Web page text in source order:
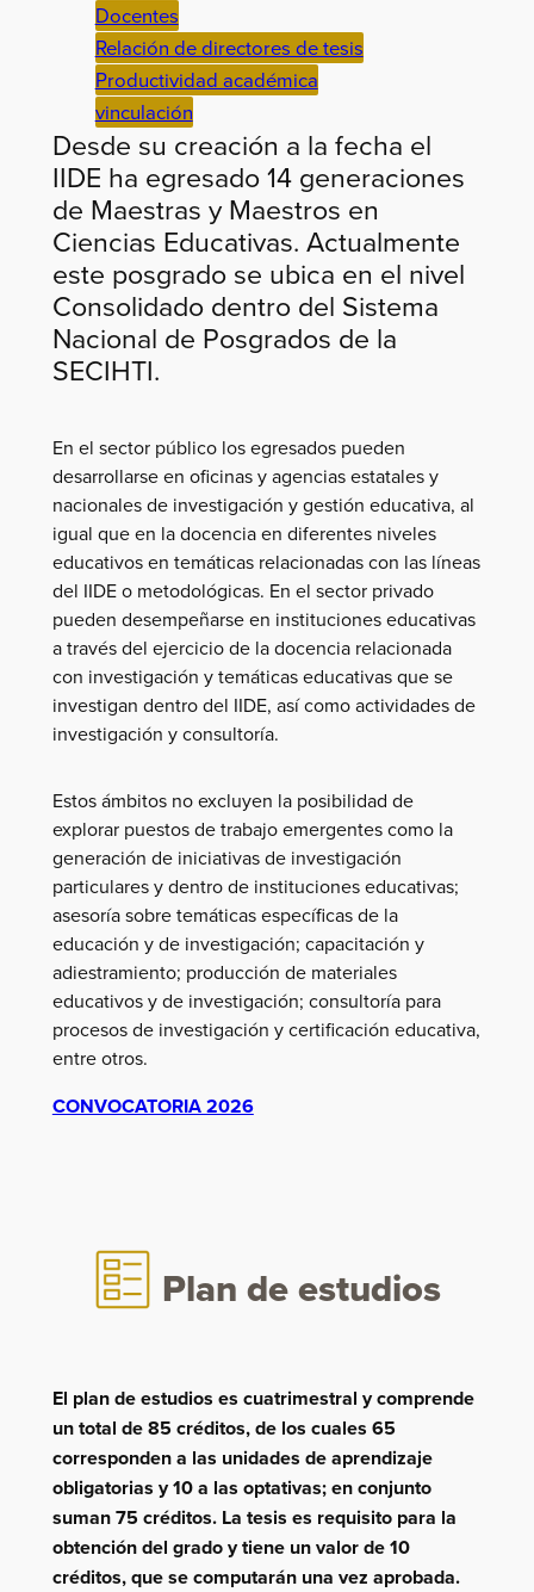
Docentes
Relación de directores de tesis
Productividad académica
vinculación
Desde su creación a la fecha el
IIDE ha egresado 14 generaciones
de Maestras y Maestros en
Ciencias Educativas. Actualmente
este posgrado se ubica en el nivel
Consolidado dentro del Sistema
Nacional de Posgrados de la
SECIHTI.
En el sector público los egresados pueden
desarrollarse en oficinas y agencias estatales y
nacionales de investigación y gestión educativa, al
igual que en la docencia en diferentes niveles
educativos en temáticas relacionadas con las líneas
del IIDE o metodológicas. En el sector privado
pueden desempeñarse en instituciones educativas
a través del ejercicio de la docencia relacionada
con investigación y temáticas educativas que se
investigan dentro del IIDE, así como actividades de
investigación y consultoría.
Estos ámbitos no excluyen la posibilidad de
explorar puestos de trabajo emergentes como la
generación de iniciativas de investigación
particulares y dentro de instituciones educativas;
asesoría sobre temáticas específicas de la
educación y de investigación; capacitación y
adiestramiento; producción de materiales
educativos y de investigación; consultoría para
procesos de investigación y certificación educativa,
entre otros.
CONVOCATORIA 2026
Plan de estudios
El plan de estudios es cuatrimestral y comprende
un total de 85 créditos, de los cuales 65
corresponden a las unidades de aprendizaje
obligatorias y 10 a las optativas; en conjunto
suman 75 créditos. La tesis es requisito para la
obtención del grado y tiene un valor de 10
créditos, que se computarán una vez aprobada.